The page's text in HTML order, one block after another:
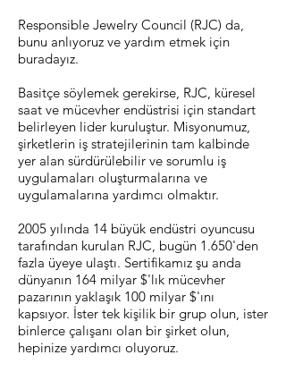
Responsible Jewelry Council (RJC) da,
bunu anlıyoruz ve yardım etmek için
buradayız.
Basitçe söylemek gerekirse, RJC, küresel
saat ve mücevher endüstrisi için standart
belirleyen lider kuruluştur. Misyonumuz,
şirketlerin iş stratejilerinin tam kalbinde
yer alan sürdürülebilir ve sorumlu iş
uygulamaları oluşturmalarına ve
uygulamalarına yardımcı olmaktır.
2005 yılında 14 büyük endüstri oyuncusu
tarafından kurulan RJC, bugün 1.650'den
fazla üyeye ulaştı. Sertifikamız şu anda
dünyanın 164 milyar $'lık mücevher
pazarının yaklaşık 100 milyar $'ını
kapsıyor. İster tek kişilik bir grup olun, ister
binlerce çalışanı olan bir şirket olun,
hepinize yardımcı oluyoruz.